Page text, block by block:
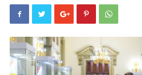
Noticia